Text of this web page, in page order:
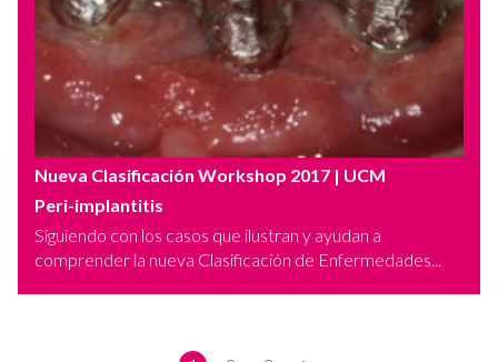
Nueva Clasificación Workshop 2017 | UCM
Peri-implantitis
Siguiendo con los casos que ilustran y ayudan a
comprender la nueva Clasificación de Enfermedades...